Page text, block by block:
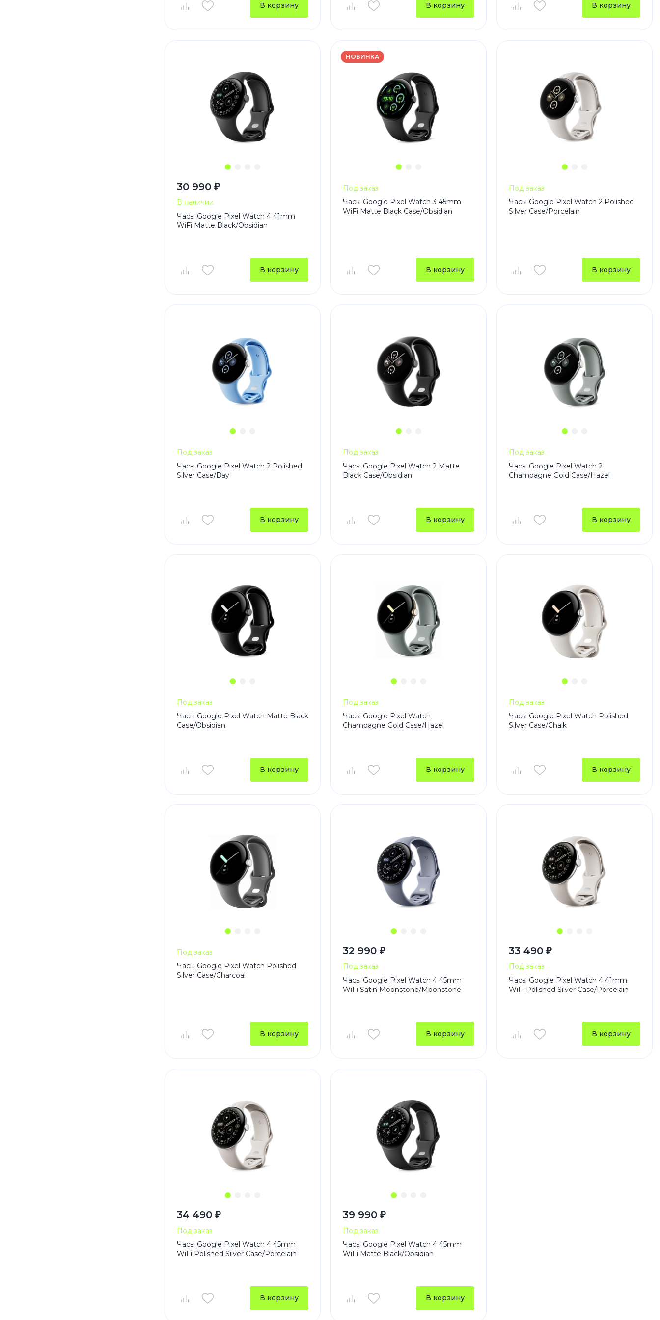
Зарядные устройства
Внешние аккумуляторы
Кабели
В корзину В корзину В корзину
30 990 ₽
В наличии
Часы Google Pixel Watch 4 41mm
WiFi Matte Black/Obsidian
В корзину
НОВИНКА
Под заказ
Часы Google Pixel Watch 3 45mm
WiFi Matte Black Case/Obsidian
В корзину
Под заказ
Часы Google Pixel Watch 2 Polished
Silver Case/Porcelain
В корзину
Под заказ
Часы Google Pixel Watch 2 Polished
Silver Case/Bay
В корзину
Под заказ
Часы Google Pixel Watch 2 Matte
Black Case/Obsidian
В корзину
Под заказ
Часы Google Pixel Watch 2
Champagne Gold Case/Hazel
В корзину
Под заказ
Часы Google Pixel Watch Matte Black
Case/Obsidian
В корзину
Под заказ
Часы Google Pixel Watch
Champagne Gold Case/Hazel
В корзину
Под заказ
Часы Google Pixel Watch Polished
Silver Case/Chalk
В корзину
Под заказ
Часы Google Pixel Watch Polished
Silver Case/Charcoal
В корзину
32 990 ₽
Под заказ
Часы Google Pixel Watch 4 45mm
WiFi Satin Moonstone/Moonstone
В корзину
33 490 ₽
Под заказ
Часы Google Pixel Watch 4 41mm
WiFi Polished Silver Case/Porcelain
В корзину
34 490 ₽
Под заказ
Часы Google Pixel Watch 4 45mm
WiFi Polished Silver Case/Porcelain
В корзину
39 990 ₽
Под заказ
Часы Google Pixel Watch 4 45mm
WiFi Matte Black/Obsidian
В корзину